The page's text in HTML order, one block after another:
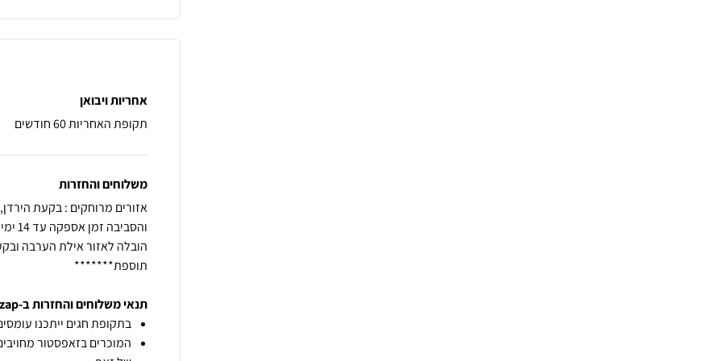
אחריות ויבואן
תקופת האחריות 60 חודשים
משלוחים והחזרות
תוספת*******
תנאי משלוחים והחזרות ב-zap
בתקופת חגים ייתכנו
המוכרים בזאפסטור